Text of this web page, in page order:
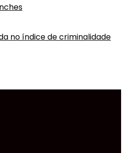
no índice de criminalidade